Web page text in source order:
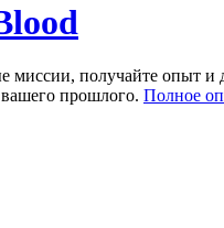
миссии, получайте опыт и
вашего прошлого. Полное